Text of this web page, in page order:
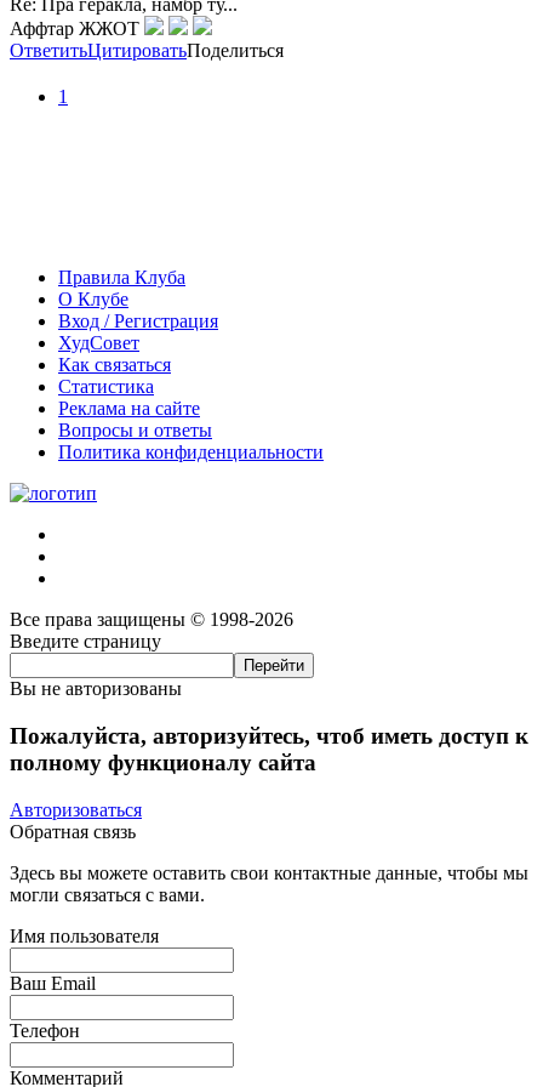
Re: Пра геракла, намбр ту...
Аффтар ЖЖОТ
ОтветитьЦитироватьПоделиться
1
Правила Клуба
О Клубе
Вход / Регистрация
ХудСовет
Как связаться
Статистика
Реклама на сайте
Вопросы и ответы
Политика конфиденциальности
Все права защищены © 1998-2026
Введите страницу
Вы не авторизованы
Пожалуйста, авторизуйтесь, чтоб иметь доступ к
полному функционалу сайта
Авторизоваться
Обратная связь
Здесь вы можете оставить свои контактные данные, чтобы мы
могли связаться с вами.
Имя пользователя
Ваш Email
Телефон
Комментарий